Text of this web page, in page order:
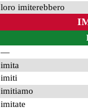
loro imiterebbero
—
imita
imiti
imitiamo
imitate